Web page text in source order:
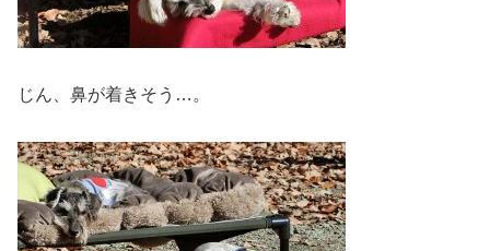
じん、鼻が着きそう…。